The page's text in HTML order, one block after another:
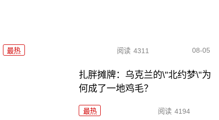
最热 阅读 4311 08-05
扎胖摊牌：乌克兰的\"北约梦\"为
何成了一地鸡毛？
最热 阅读 4194